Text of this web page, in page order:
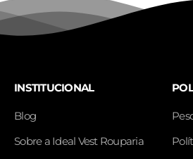
INSTITUCIONAL
Blog
Sobre a Ideal Vest Rouparia